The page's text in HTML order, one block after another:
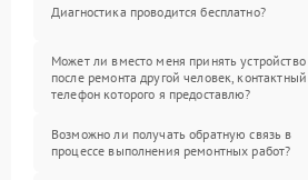
Диагностика проводится бесплатно?
Может ли вместо меня принять устройство
после ремонта другой человек, контактный
телефон которого я предоставлю?
Возможно ли получать обратную связь в
процессе выполнения ремонтных работ?